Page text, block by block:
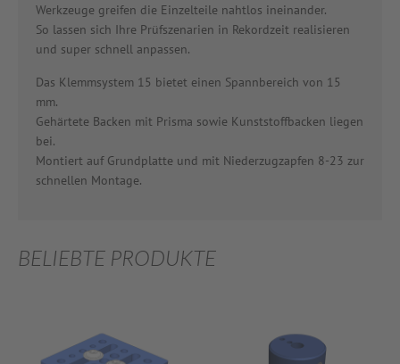
Werkzeuge greifen die Einzelteile nahtlos ineinander.
So lassen sich Ihre Prüfszenarien in Rekordzeit realisieren
und super schnell anpassen.
Das Klemmsystem 15 bietet einen Spannbereich von 15
mm.
Gehärtete Backen mit Prisma sowie Kunststoffbacken liegen
bei.
Montiert auf Grundplatte und mit Niederzugzapfen 8-23 zur
schnellen Montage.
BELIEBTE PRODUKTE